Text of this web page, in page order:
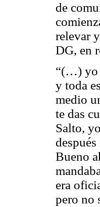
de
relevar
DG, en
“(…) yo
y toda
medio
te das
Salto,
Bueno
era
pero no